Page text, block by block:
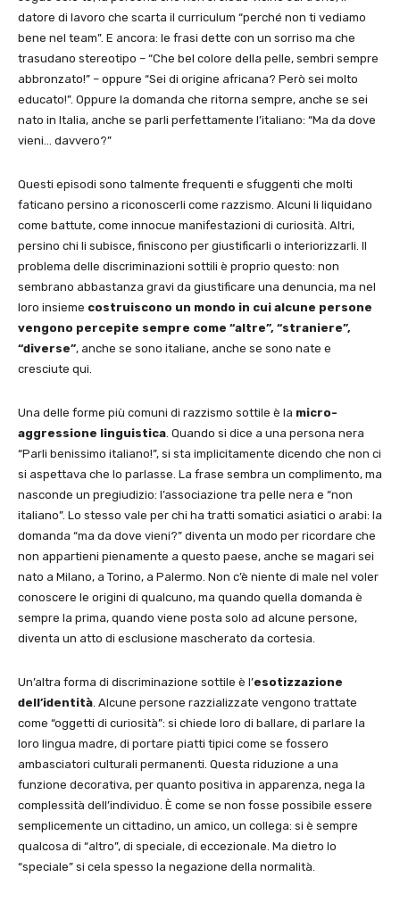
datore di lavoro che scarta il curriculum “perché non ti vediamo
bene nel team”. E ancora: le frasi dette con un sorriso ma che
trasudano stereotipo – “Che bel colore della pelle, sembri sempre
abbronzato!” – oppure “Sei di origine africana? Però sei molto
educato!”. Oppure la domanda che ritorna sempre, anche se sei
nato in Italia, anche se parli perfettamente l’italiano: “Ma da dove
vieni… davvero?”
Questi episodi sono talmente frequenti e sfuggenti che molti
faticano persino a riconoscerli come razzismo. Alcuni li liquidano
come battute, come innocue manifestazioni di curiosità. Altri,
persino chi li subisce, finiscono per giustificarli o interiorizzarli. Il
problema delle discriminazioni sottili è proprio questo: non
sembrano abbastanza gravi da giustificare una denuncia, ma nel
loro insieme costruiscono un mondo in cui alcune persone
vengono percepite sempre come “altre”, “straniere”,
“diverse”, anche se sono italiane, anche se sono nate e
cresciute qui.
Una delle forme più comuni di razzismo sottile è la micro-
aggressione linguistica . Quando si dice a una persona nera
“Parli benissimo italiano!”, si sta implicitamente dicendo che non ci
si aspettava che lo parlasse. La frase sembra un complimento, ma
nasconde un pregiudizio: l’associazione tra pelle nera e “non
italiano”. Lo stesso vale per chi ha tratti somatici asiatici o arabi: la
domanda “ma da dove vieni?” diventa un modo per ricordare che
non appartieni pienamente a questo paese, anche se magari sei
nato a Milano, a Torino, a Palermo. Non c’è niente di male nel voler
conoscere le origini di qualcuno, ma quando quella domanda è
sempre la prima, quando viene posta solo ad alcune persone,
diventa un atto di esclusione mascherato da cortesia.
Un’altra forma di discriminazione sottile è l’esotizzazione
dell’identità . Alcune persone razzializzate vengono trattate
come “oggetti di curiosità”: si chiede loro di ballare, di parlare la
loro lingua madre, di portare piatti tipici come se fossero
ambasciatori culturali permanenti. Questa riduzione a una
funzione decorativa, per quanto positiva in apparenza, nega la
complessità dell’individuo. È come se non fosse possibile essere
semplicemente un cittadino, un amico, un collega: si è sempre
qualcosa di “altro”, di speciale, di eccezionale. Ma dietro lo
“speciale” si cela spesso la negazione della normalità.